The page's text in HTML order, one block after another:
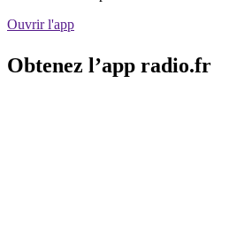
Ouvrir l'app
Obtenez l’app radio.fr